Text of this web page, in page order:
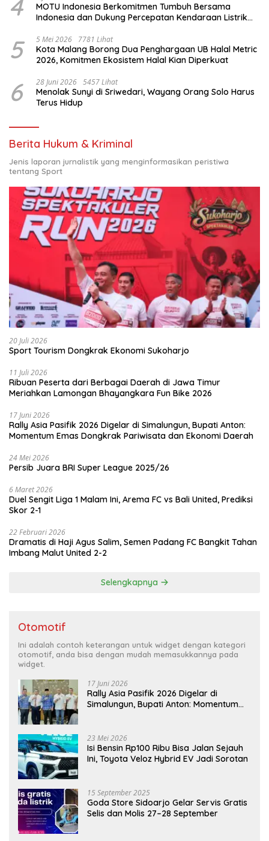
4
MOTU Indonesia Berkomitmen Tumbuh Bersama
Indonesia dan Dukung Percepatan Kendaraan Listrik
5 5 Mei 2026 7781 Lihat
Kota Malang Borong Dua Penghargaan UB Halal Metric
2026, Komitmen Ekosistem Halal Kian Diperkuat
6 28 Juni 2026 5457 Lihat
Menolak Sunyi di Sriwedari, Wayang Orang Solo Harus
Terus Hidup
Berita Hukum & Kriminal
Jenis laporan jurnalistik yang menginformasikan peristiwa
tentang Sport
20 Juli 2026
Sport Tourism Dongkrak Ekonomi Sukoharjo
11 Juli 2026
Ribuan Peserta dari Berbagai Daerah di Jawa Timur
Meriahkan Lamongan Bhayangkara Fun Bike 2026
17 Juni 2026
Rally Asia Pasifik 2026 Digelar di Simalungun, Bupati Anton:
Momentum Emas Dongkrak Pariwisata dan Ekonomi Daerah
24 Mei 2026
Persib Juara BRI Super League 2025/26
6 Maret 2026
Duel Sengit Liga 1 Malam Ini, Arema FC vs Bali United, Prediksi
Skor 2-1
22 Februari 2026
Dramatis di Haji Agus Salim, Semen Padang FC Bangkit Tahan
Imbang Malut United 2-2
Selengkapnya
Otomotif
Ini adalah contoh keterangan untuk widget dengan kategori
otomotif, anda bisa dengan mudah memasukkannya pada
widget.
17 Juni 2026
Rally Asia Pasifik 2026 Digelar di
Simalungun, Bupati Anton: Momentum
23 Mei 2026
Isi Bensin Rp100 Ribu Bisa Jalan Sejauh
Ini, Toyota Veloz Hybrid EV Jadi Sorotan
15 September 2025
Goda Store Sidoarjo Gelar Servis Gratis
Selis dan Molis 27–28 September